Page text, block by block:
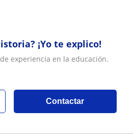
¡Yo te explico!
experiencia en la educación.
Contactar